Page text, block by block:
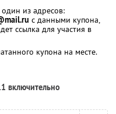
из адресов:
с данными купона,
ссылка для участия в
купона на месте.
включительно